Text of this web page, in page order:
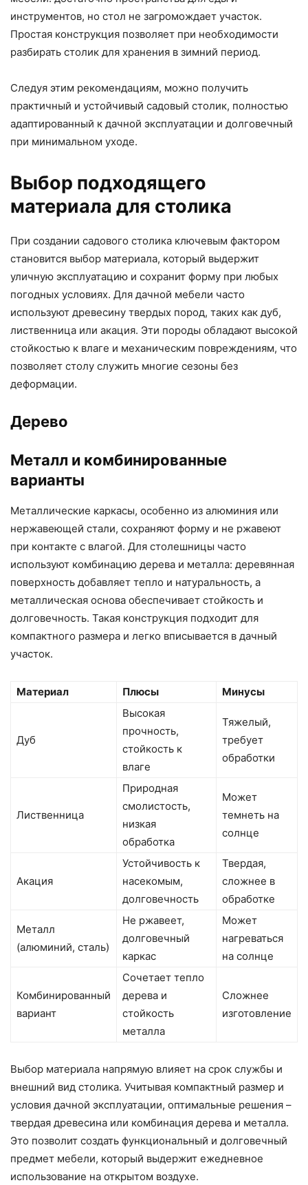
инструментов, но стол не загромождает участок.
Простая конструкция позволяет при необходимости
разбирать столик для хранения в зимний период.
Следуя этим рекомендациям, можно получить
практичный и устойчивый садовый столик, полностью
адаптированный к дачной эксплуатации и долговечный
при минимальном уходе.
Выбор подходящего
материала для столика
При создании садового столика ключевым фактором
становится выбор материала, который выдержит
уличную эксплуатацию и сохранит форму при любых
погодных условиях. Для дачной мебели часто
используют древесину твердых пород, таких как дуб,
лиственница или акация. Эти породы обладают высокой
стойкостью к влаге и механическим повреждениям, что
позволяет столу служить многие сезоны без
деформации.
Дерево
Металл и комбинированные
варианты
Металлические каркасы, особенно из алюминия или
нержавеющей стали, сохраняют форму и не ржавеют
при контакте с влагой. Для столешницы часто
используют комбинацию дерева и металла: деревянная
поверхность добавляет тепло и натуральность, а
металлическая основа обеспечивает стойкость и
долговечность. Такая конструкция подходит для
компактного размера и легко вписывается в дачный
участок.
Материал Плюсы Минусы
Дуб
Высокая
прочность,
стойкость к
влаге
Тяжелый,
требует
обработки
Лиственница
Природная
смолистость,
низкая
обработка
Может
темнеть на
солнце
Акация
Устойчивость к
насекомым,
долговечность
Твердая,
сложнее в
обработке
Металл
(алюминий, сталь)
Не ржавеет,
долговечный
каркас
Может
нагреваться
на солнце
Комбинированный
вариант
Сочетает тепло
дерева и
стойкость
металла
Сложнее
изготовление
Выбор материала напрямую влияет на срок службы и
внешний вид столика. Учитывая компактный размер и
условия дачной эксплуатации, оптимальные решения –
твердая древесина или комбинация дерева и металла.
Это позволит создать функциональный и долговечный
предмет мебели, который выдержит ежедневное
использование на открытом воздухе.